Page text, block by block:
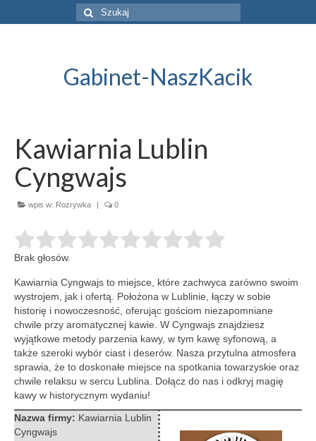
Szuklaj
w:
Gabinet-NaszKacik
Kawiarnia Lublin
Cyngwajs
wpis w: Rozrywka | 0
Brak głosów.
Kawiarnia Cyngwajs to miejsce, które zachwyca zarówno swoim
wystrojem, jak i ofertą. Położona w Lublinie, łączy w sobie
historię i nowoczesność, oferując gościom niezapomniane
chwile przy aromatycznej kawie. W Cyngwajs znajdziesz
wyjątkowe metody parzenia kawy, w tym kawę syfonową, a
także szeroki wybór ciast i deserów. Nasza przytulna atmosfera
sprawia, że to doskonałe miejsce na spotkania towarzyskie oraz
chwile relaksu w sercu Lublina. Dołącz do nas i odkryj magię
kawy w historycznym wydaniu!
Nazwa firmy: Kawiarnia Lublin
Cyngwajs